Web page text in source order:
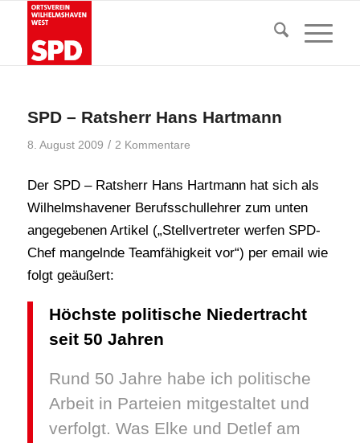
SPD – Ratsherr Hans Hartmann
8. August 2009 / 2 Kommentare
Der SPD – Ratsherr Hans Hartmann hat sich als
Wilhelmshavener Berufsschullehrer zum unten
angegebenen Artikel („Stellvertreter werfen SPD-
Chef mangelnde Teamfähigkeit vor“) per email wie
folgt geäußert:
Höchste politische Niedertracht
seit 50 Jahren
Rund 50 Jahre habe ich politische
Arbeit in Parteien mitgestaltet und
verfolgt. Was Elke und Detlef am